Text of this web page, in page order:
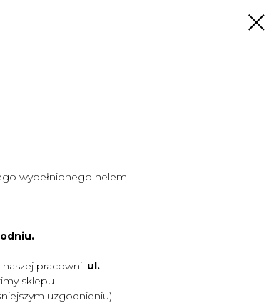
wypełnionego helem.
pracowni: ul.
sklepu
uzgodnieniu).